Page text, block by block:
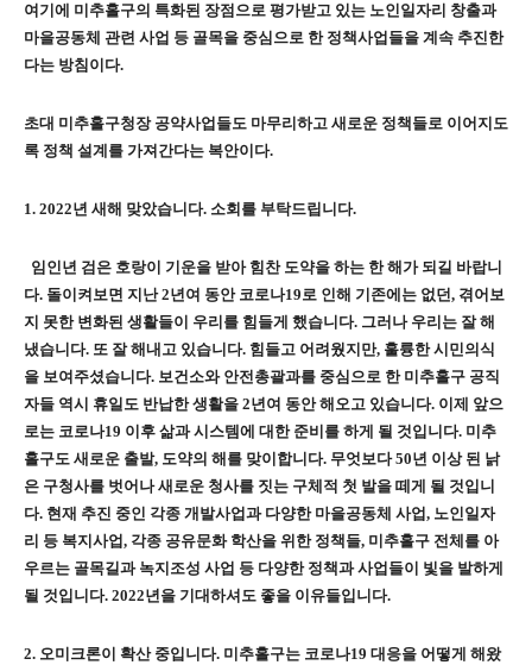
여기에 미추홀구의 특화된 장점으로 평가받고 있는 노인일자리 창출과
마을공동체 관련 사업 등 골목을 중심으로 한 정책사업들을 계속 추진한
다는 방침이다.
초대 미추홀구청장 공약사업들도 마무리하고 새로운 정책들로 이어지도
록 정책 설계를 가져간다는 복안이다.
1. 2022년 새해 맞았습니다. 소회를 부탁드립니다.
임인년 검은 호랑이 기운을 받아 힘찬 도약을 하는 한 해가 되길 바랍니
다. 돌이켜보면 지난2년여 동안 코로나19로 인해 기존에는 없던, 겪어보
지 못한 변화된 생활들이 우리를 힘들게 했습니다. 그러나 우리는 잘 해
냈습니다. 또 잘 해내고 있습니다. 힘들고 어려웠지만, 훌륭한 시민의식
을 보여주셨습니다. 보건소와 안전총괄과를 중심으로 한 미추홀구 공직
자들 역시 휴일도 반납한 생활을 2년여 동안 해오고 있습니다. 이제 앞으
로는 코로나19 이후 삶과 시스템에 대한 준비를 하게 될 것입니다. 미추
홀구도 새로운 출발, 도약의 해를 맞이합니다. 무엇보다50년 이상 된 낡
은 구청사를 벗어나 새로운 청사를 짓는 구체적 첫 발을 떼게 될 것입니
다. 현재 추진 중인 각종 개발사업과 다양한 마을공동체 사업 , 노인일자
리 등 복지사업 , 각종 공유문화 학산을 위한 정책들, 미추홀구 전체를 아
우르는 골목길과 녹지조성 사업 등 다양한 정책과 사업들이 빛을 발하게
될 것입니다. 2022년을 기대하셔도 좋을 이유들입니다.
2. 오미크론이 확산 중입니다. 미추홀구는 코로나19 대응을 어떻게 해왔